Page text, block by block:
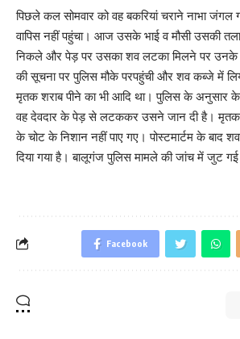
पिछले कल सोमवार को वह बकरियां चराने नाभा जंगल
वापिस नहीं पहुंचा। आज उसके भाई व मौसी उसकी
निकले और पेड़ पर उसका शव लटका मिलने पर उनके
की सूचना पर पुलिस मौके परपहुंची और शव कब्जे में
मृतक शराब पीने का भी आदि था। पुलिस के अनुसार
वह देवदार के पेड़ से लटककर उसने जान दी है। मृतक
के चोट के निशान नहीं पाए गए। पोस्टमार्टम के बाद
दिया गया है। बालूगंज पुलिस मामले की जांच में जुट
Facebook